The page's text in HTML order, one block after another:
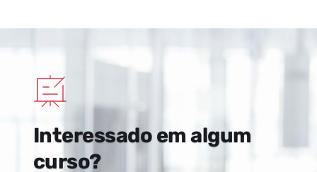
Interessado em algum
curso?